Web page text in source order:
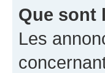
Que sont
Les